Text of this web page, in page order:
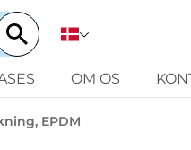
OM OS
EPDM